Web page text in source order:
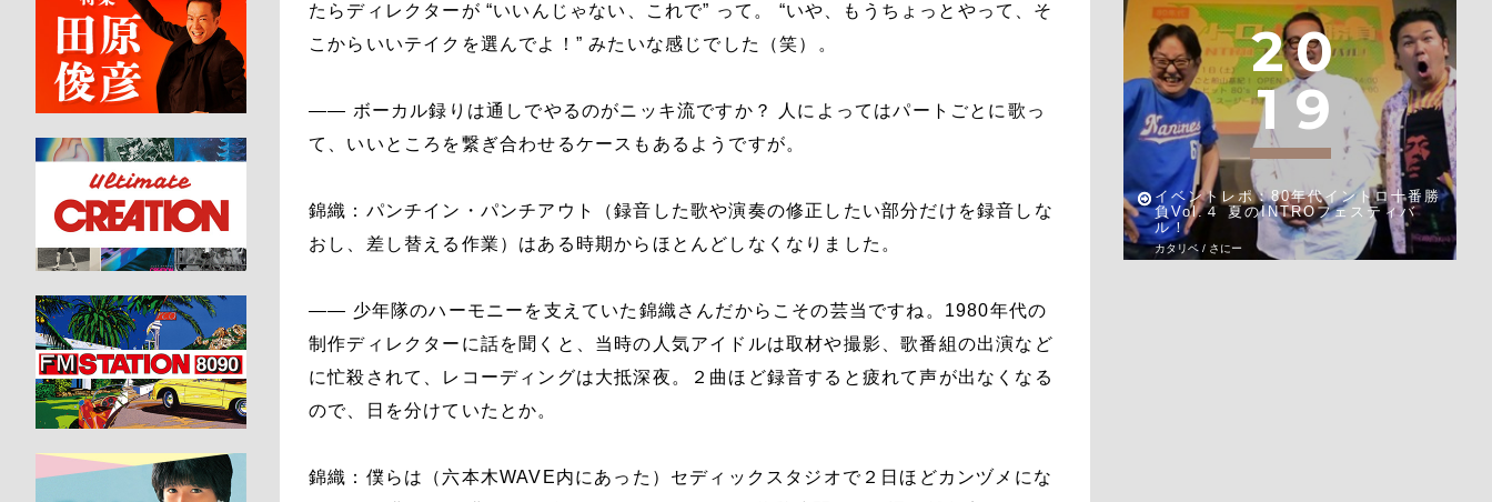
たらディレクターが “いいんじゃない、これで” って。 “いや、もうちょっとやって、そ
こからいいテイクを選んでよ！” みたいな感じでした（笑）。
―― ボーカル録りは通しでやるのがニッキ流ですか？ 人によってはパートごとに歌っ
て、いいところを繋ぎ合わせるケースもあるようですが。
錦織：パンチイン・パンチアウト（録音した歌や演奏の修正したい部分だけを録音しな
おし、差し替える作業）はある時期からほとんどしなくなりました。
―― 少年隊のハーモニーを支えていた錦織さんだからこその芸当ですね。1980年代の
制作ディレクターに話を聞くと、当時の人気アイドルは取材や撮影、歌番組の出演など
に忙殺されて、レコーディングは大抵深夜。２曲ほど録音すると疲れて声が出なくなる
ので、日を分けていたとか。
錦織：僕らは（六本木WAVE内にあった）セディックスタジオで２日ほどカンヅメにな
20
1 9
イベントレポ：80年代イントロ十番勝
負Vol.４ 夏のINTROフェスティバ
ル！
カタリベ / さにー